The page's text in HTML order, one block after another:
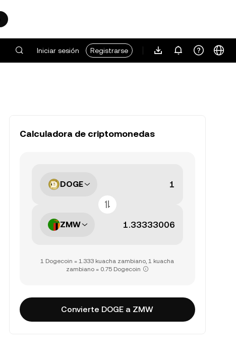
Iniciar sesión Registrarse
Calculadora de criptomonedas
DOGE
ZMW
1 Dogecoin = 1.333 kuacha zambiano, 1 kuacha
zambiano = 0.75 Dogecoin
Convierte DOGE a ZMW